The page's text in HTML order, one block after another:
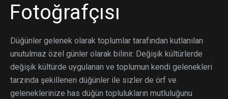
Fotoğrafçısı
Düğünler gelenek olarak toplumlar tarafından kutlanılan
unutulmaz özel günler olarak bilinir. Değişik kültürlerde
değişik kültürde uygulanan ve toplumun kendi gelenekleri
tarzında şekillenen düğünler ile sizler de örf ve
geleneklerinize has düğün toplulukların mutluluğunu